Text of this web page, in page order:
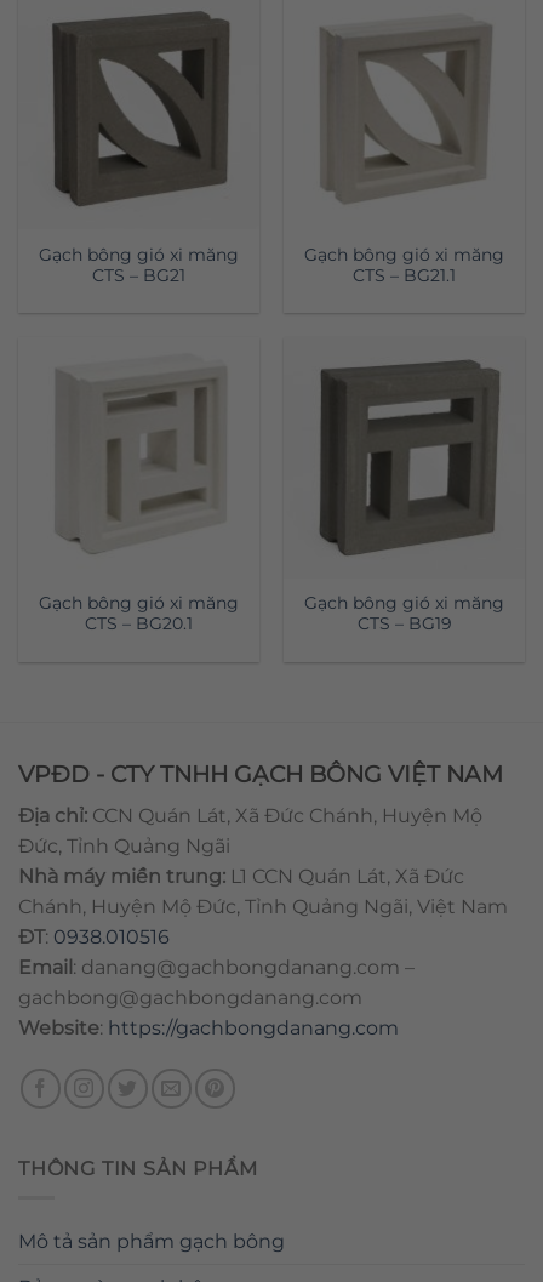
Gạch bông gió xi măng
CTS – BG21
Gạch bông gió xi măng
CTS – BG21.1
Gạch bông gió xi măng
CTS – BG20.1
Gạch bông gió xi măng
CTS – BG19
VPĐD - CTY TNHH GẠCH BÔNG VIỆT NAM
Địa chỉ: CCN Quán Lát, Xã Đức Chánh, Huyện Mộ
Đức, Tỉnh Quảng Ngãi
Nhà máy miền trung: L1 CCN Quán Lát, Xã Đức
Chánh, Huyện Mộ Đức, Tỉnh Quảng Ngãi, Việt Nam
ĐT: 0938.010516
Email: danang@gachbongdanang.com –
gachbong@gachbongdanang.com
Website: https://gachbongdanang.com
THÔNG TIN SẢN PHẨM
Mô tả sản phẩm gạch bông